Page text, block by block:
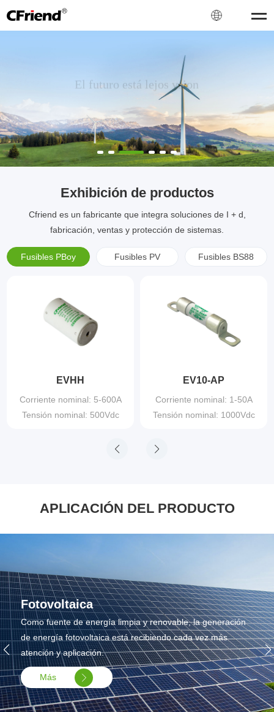
El futuro está lejos vsion
PERO DEDICACIÓN
Cfriend es un fabricante que integra soluciones de I + d,
fabricación, ventas y protección de sistemas.
Exhibición de productos
Cfriend es un fabricante que integra soluciones de I + d,
fabricación, ventas y protección de sistemas.
Fusibles PBoy Fusibles PV Fusibles BS88
EVHH
Corriente nominal: 5-600A
Tensión nominal: 500Vdc
EV10-AP
Corriente nominal: 1-50A
Tensión nominal: 1000Vdc
APLICACIÓN DEL PRODUCTO
Fotovoltaica
Como fuente de energía limpia y renovable, la generación
de energía fotovoltaica está recibiendo cada vez más
atención y aplicación.
Más